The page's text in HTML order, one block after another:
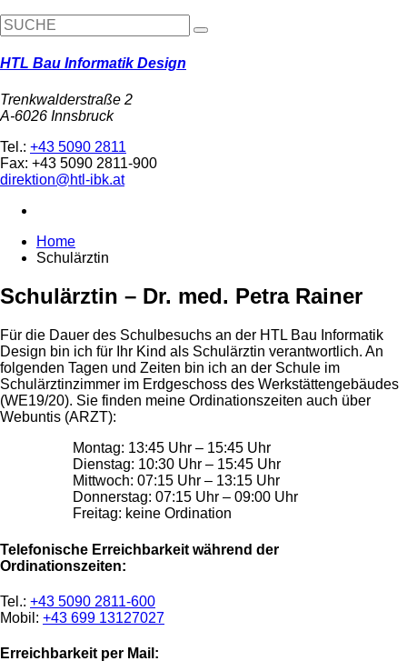
HTL Bau Informatik Design
Trenkwalderstraße 2
A-6026 Innsbruck
Tel.: +43 5090 2811
Fax: +43 5090 2811-900
direktion@htl-ibk.at
Home
Schulärztin
Schulärztin – Dr. med. Petra Rainer
Für die Dauer des Schulbesuchs an der HTL Bau Informatik
Design bin ich für Ihr Kind als Schulärztin verantwortlich. An
folgenden Tagen und Zeiten bin ich an der Schule im
Schulärztinzimmer im Erdgeschoss des Werkstättengebäudes
(WE19/20). Sie finden meine Ordinationszeiten auch über
Webuntis (ARZT):
Montag: 13:45 Uhr – 15:45 Uhr
Dienstag: 10:30 Uhr – 15:45 Uhr
Mittwoch: 07:15 Uhr – 13:15 Uhr
Donnerstag: 07:15 Uhr – 09:00 Uhr
Freitag: keine Ordination
Telefonische Erreichbarkeit während der
Ordinationszeiten:
Tel.: +43 5090 2811-600
Mobil: +43 699 13127027
Erreichbarkeit per Mail: